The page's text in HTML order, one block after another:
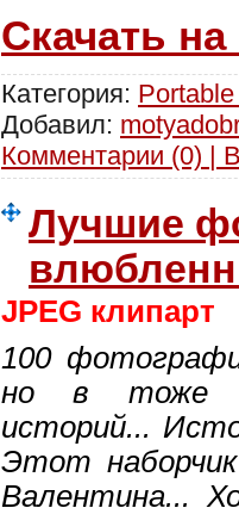
Скачать
Категория:
Добавил:
Комментарии (0) |
Лучшие
JPEG клипарт
100
но в тоже
историй...
Этот
Валентина...